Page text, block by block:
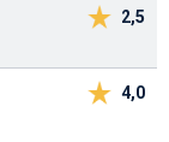
2,5
4,0